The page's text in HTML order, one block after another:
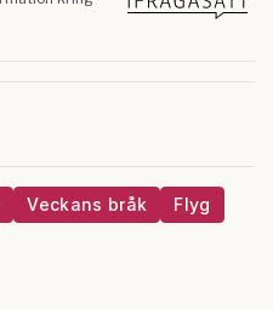
Veckans bråk
Flyg